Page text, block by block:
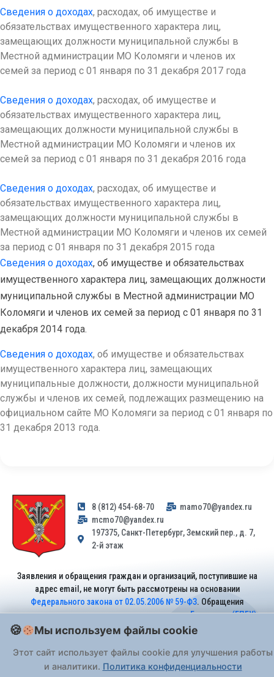
Сведения о доходах, расходах, об имуществе и
обязательствах имущественного характера лиц,
замещающих должности муниципальной службы в
Местной администрации МО Коломяги и членов их
семей за период с 01 января по 31 декабря 2017 года
Сведения о доходах, расходах, об имуществе и
обязательствах имущественного характера лиц,
замещающих должности муниципальной службы в
Местной администрации МО Коломяги и членов их
семей за период с 01 января по 31 декабря 2016 года
Сведения о доходах, расходах, об имуществе и
обязательствах имущественного характера лиц,
замещающих должности муниципальной службы в
Местной администрации МО Коломяги и членов их семей
за период с 01 января по 31 декабря 2015 года
Сведения о доходах, об имуществе и обязательствах
имущественного характера лиц, замещающих должности
муниципальной службы в Местной администрации МО
Коломяги и членов их семей за период с 01 января по 31
декабря 2014 года.
Сведения о доходах, об имуществе и обязательствах
имущественного характера лиц, замещающих
муниципальные должности, должности муниципальной
службы и членов их семей, подлежащих размещению на
официальном сайте МО Коломяги за период с 01 января по
31 декабря 2013 года.
8 (812) 454-68-70
mamo70@yandex.ru
mcmo70@yandex.ru
197375, Санкт-Петербург, Земский пер., д. 7,
2-й этаж
Заявления и обращения граждан и организаций, поступившие на
адрес email, не могут быть рассмотрены на основании
Федерального закона от 02.05.2006 № 59-ФЗ. Обращения
принимаются только: по почте, черезпортал «Госуслуги» (ЕПГУ)
или лично при предъявлении паспорта.
Политика обработки персональных данных
Мы используем файлы cookie
Этот сайт использует файлы cookie для улучшения работы
и аналитики. Политика конфиденциальности